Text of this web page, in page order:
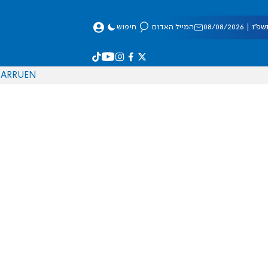
08/2026 המייל האדום חיפוש
EN
RU
AR